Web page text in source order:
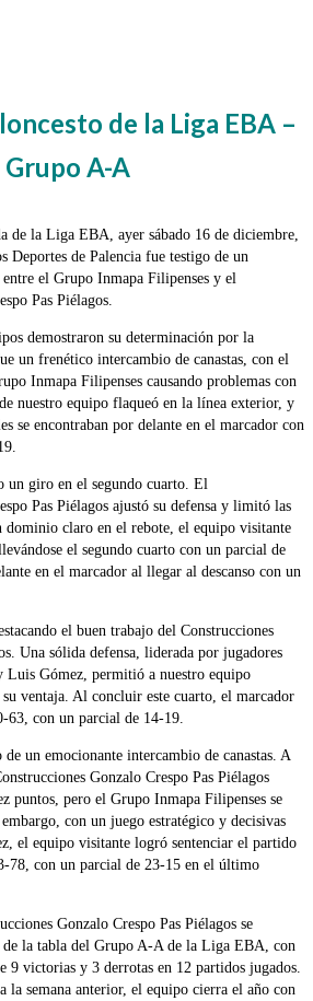
de la Liga EBA –
Grupo A-A
de la Liga EBA, ayer sábado 16 de diciembre,
Deportes de Palencia fue testigo de un
el Grupo Inmapa Filipenses y el
Pas Piélagos.
demostraron su determinación por la
un frenético intercambio de canastas, con el
Inmapa Filipenses causando problemas con
nuestro equipo flaqueó en la línea exterior, y
se encontraban por delante en el marcador con
un giro en el segundo cuarto. El
Pas Piélagos ajustó su defensa y limitó las
dominio claro en el rebote, el equipo visitante
el segundo cuarto con un parcial de
en el marcador al llegar al descanso con un
el buen trabajo del Construcciones
Una sólida defensa, liderada por jugadores
Luis Gómez, permitió a nuestro equipo
ventaja. Al concluir este cuarto, el marcador
63, con un parcial de 14-19.
un emocionante intercambio de canastas. A
Gonzalo Crespo Pas Piélagos
puntos, pero el Grupo Inmapa Filipenses se
con un juego estratégico y decisivas
el equipo visitante logró sentenciar el partido
78, con un parcial de 23-15 en el último
Gonzalo Crespo Pas Piélagos se
la tabla del Grupo A-A de la Liga EBA, con
9 victorias y 3 derrotas en 12 partidos jugados.
la semana anterior, el equipo cierra el año con